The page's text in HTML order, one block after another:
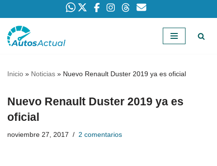
Saltar
Inicio » Noticias » Nuevo Renault Duster 2019 ya es oficial
Nuevo Renault Duster 2019 ya es
oficial
noviembre 27, 2017 2 comentarios